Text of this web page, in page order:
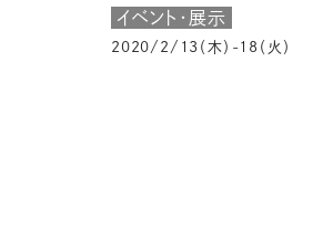
イベント・展示
2020/2/13（木）-18（火）